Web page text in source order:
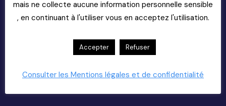
Contact
01-55-33-60-00
Nous Contacter (support)
Trouvez nous sur :
pagepagepagepage
mais ne collecte aucune information personnelle sensible
, en continuant à l'utiliser vous en acceptez l'utilisation.
Accepter Refuser
Consulter les Mentions légales et de confidentialité